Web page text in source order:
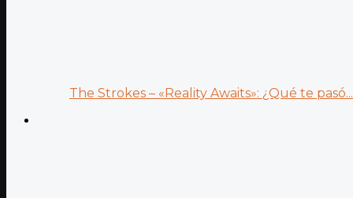
The Strokes – «Reality Awaits»: ¿Qué te pasó...